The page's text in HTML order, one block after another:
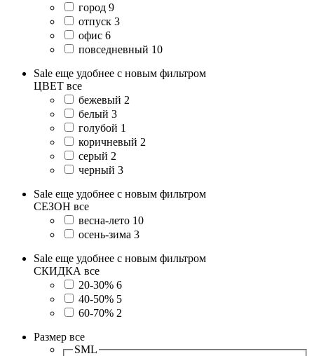
город 9
отпуск 3
офис 6
повседневный 10
Sale еще удобнее с новым фильтром
ЦВЕТ все
бежевый 2
белый 3
голубой 1
коричневый 2
серый 2
черный 3
Sale еще удобнее с новым фильтром
СЕЗОН все
весна-лето 10
осень-зима 3
Sale еще удобнее с новым фильтром
СКИДКА все
20-30% 6
40-50% 5
60-70% 2
Размер все
SML